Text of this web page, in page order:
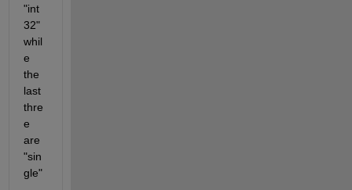
"int
32"
whil
e
the
last
thre
e
are
"sin
gle"